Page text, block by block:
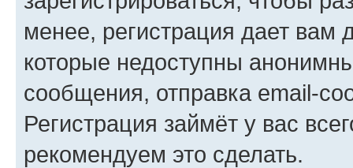
менее, регистрация дает вам
которые недоступны
сообщения, отправка email-
Регистрация займёт у вас
рекомендуем это сделать.